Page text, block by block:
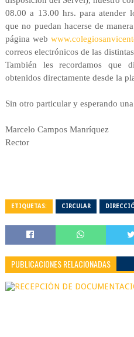
08.00 a 13.00 hrs. para atender
que no puedan hacerse de
página web
correos electrónicos de las
También les recordamos que
obtenidos directamente desde la
Sin otro particular y esperando
Marcelo Campos Manríquez
Rector
ETIQUETAS: CIRCULAR
PUBLICACIONES RELACIONADAS